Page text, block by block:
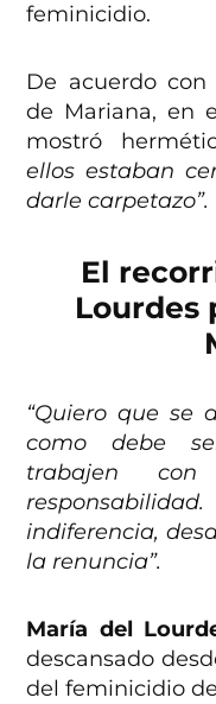
feminicidio.
De acuerdo con
de Mariana, en
mostró
ellos estaban
darle carpetazo”.
El
Lourdes
“Quiero que se
como debe
trabajen
indiferencia,
la renuncia”.
María del
descansado
del feminicidio